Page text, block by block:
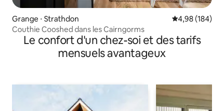
Grange ⋅ Strathdon Évaluation
4,98 (184)
Couthie Cooshed dans les Cairngorms
Le confort d'un chez-soi et des tarifs
mensuels avantageux